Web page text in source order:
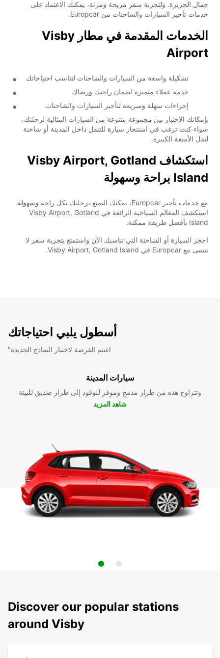
جمال الجزيرة. ولتجربة سفر مريحة ومرنة، يمكنك الاعتماد على
خدمات تأجير السيارات والشاحنات من Europcar.
الخدمات المقدمة في مطار Visby
Airport
تشكيلة واسعة من السيارات والشاحنات لتناسب احتياجاتك
خدمة عملاء متميزة لضمان راحتك ورضاك
إجراءات سهلة وسريعة لتأجير السيارات والشاحنات
بإمكانك الاختيار بين مجموعة متنوعة من السيارات المثالية لرحلتك،
سواء كنت ترغب في استئجار سيارة للتنقل داخل المدينة أو شاحنة
لنقل الأمتعة الكبيرة.
استكشاف Visby Airport, Gotland
Island براحة وسهولة
مع خدمات تأجير Europcar، يمكنك التمتع برحلتك بكل راحة وسهولة.
استكشف المعالم السياحية الرائعة في Visby Airport, Gotland
Island بأفضل طريقة ممكنة.
احجز السيارة أو الشاحنة التي تناسبك الآن واستمتع بتجربة سفر لا
تنسى مع Europcar في Visby Airport, Gotland Island.
أسطول يلبي احتياجاتك
"اغتنم الفرصة لاختبار النماذج الجديدة
سيارات المدينة
وتتراوح هذه من طراز مدمج وموفر للوقود إلى طراز صديق للبيئة
شاهد المزيد
Discover our popular stations
around Visby